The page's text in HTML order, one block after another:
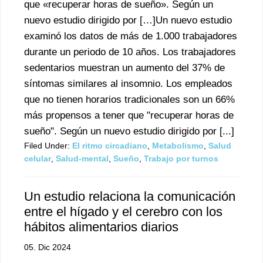
que «recuperar horas de sueño». Según un
nuevo estudio dirigido por […]Un nuevo estudio
examinó los datos de más de 1.000 trabajadores
durante un periodo de 10 años. Los trabajadores
sedentarios muestran un aumento del 37% de
síntomas similares al insomnio. Los empleados
que no tienen horarios tradicionales son un 66%
más propensos a tener que "recuperar horas de
sueño". Según un nuevo estudio dirigido por [...]
Filed Under: El ritmo circadiano Metabolismo Salud
celular, Salud-mental Sueño Trabajo por turnos
Un estudio relaciona la comunicación
entre el hígado y el cerebro con los
hábitos alimentarios diarios
05. Dic 2024